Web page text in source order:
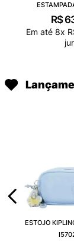
R$
Em até 8x
ESTOJO